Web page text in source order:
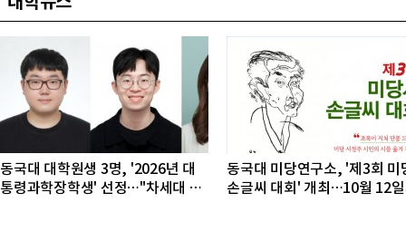
동국대 대학원생 3명, '2026년 대
통령과학장학생' 선정…"차세대 연
동국대 미당연구소, '제3회 미
손글씨 대회' 개최…10월 12